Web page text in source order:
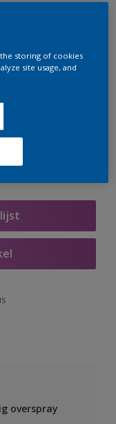
we werken
overspray
the storing of cookies
site usage, and